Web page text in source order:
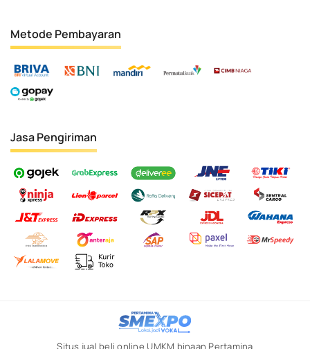
Metode Pembayaran
Jasa Pengiriman
Situs jual beli online UMKM binaan Pertamina